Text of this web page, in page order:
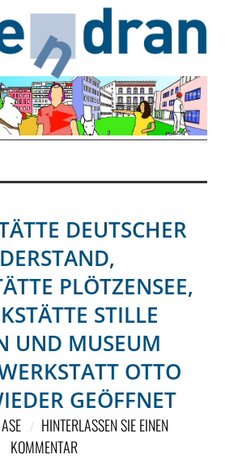
DEUTSCHER
PLÖTZENSEE,
STILLE
UND MUSEUM
OTTO
GEÖFFNET
ASE
HINTERLASSEN SIE EINEN
KOMMENTAR